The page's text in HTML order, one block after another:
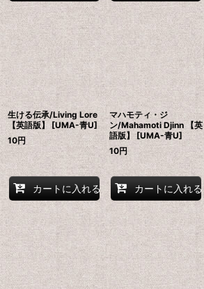
生ける伝承/Living Lore
【英語版】 [UMA-青U]
10円
カートに入れる
マハモティ・ジ
ン/Mahamoti Djinn 【英
語版】 [UMA-青U]
10円
カートに入れる